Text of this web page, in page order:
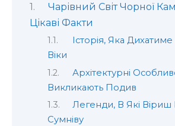
Чарівний Світ Чорної
Цікаві Факти
Історія, Яка
Віки
Архітектурні
Викликають Подив
Легенди, В Які Віриш
Сумніву